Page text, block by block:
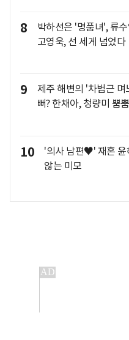
8
박하선은 '명품녀', 류
고영욱, 선 세게 넘었다
9
제주 해변의 '차범근 며
뻐? 한채아, 청량미 뿜뿜
10
'의사 남편♥' 재혼 윤
않는 미모